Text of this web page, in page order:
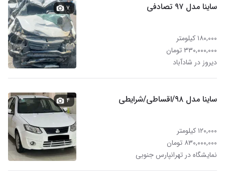
ساینا مدل ۹۷ تصادفی
۱۸۰,۰۰۰ کیلومتر
۳۳۰,۰۰۰,۰۰۰ تومان
دیروز در شادآباد
۷
ساینا مدل ۹۸/اقساطی/شرایطی
۱۲۰,۰۰۰ کیلومتر
۸۳۰,۰۰۰,۰۰۰ تومان
نمایشگاه در تهرانپارس جنوبی
۴